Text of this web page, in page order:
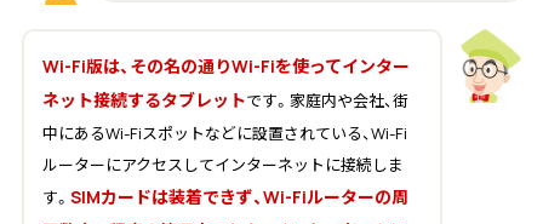
Wi-Fi版は、その名の通りWi-Fiを使ってインター
ネット接続するタブレットです。家庭内や会社、街
中にあるWi-Fiスポットなどに設置されている、Wi-Fi
ルーターにアクセスしてインターネットに接続しま
す。 SIMカードは装着できず、Wi-Fiルーターの周